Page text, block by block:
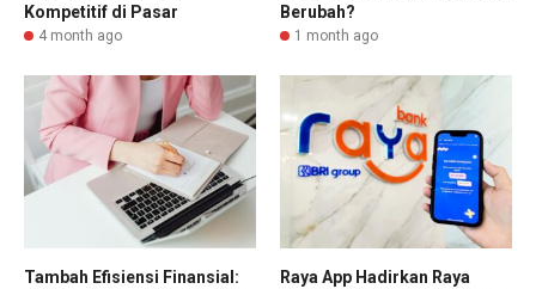
Kompetitif di Pasar
4 month ago
Berubah?
1 month ago
Tambah Efisiensi Finansial:
Raya App Hadirkan Raya